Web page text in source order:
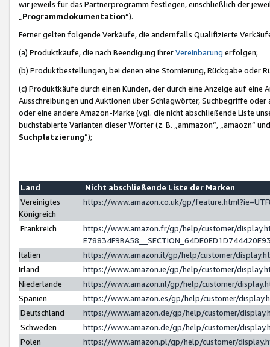
wir jeweils für das Partnerprogramm festlegen, einschließlich der
Programmdokumentation“).
Ferner gelten folgende Verkäufe, die andernfalls Qualifizierte
(a) Produktkäufe, die nach Beendigung IhrerVereinbarung erfolgen;
(b) Produktbestellungen, bei denen eine Stornierung, Rückgabe oder
(c) Produktkäufe durch einen Kunden, der durch eine Anzeige auf
Ausschreibungen und Auktionen über Schlagwörter, Suchbegriffe
oder eine andere Amazon-Marke (vgl. die nicht abschließende Liste
buchstabierte Varianten dieser Wörter (z. B. „ammazon“, „amaozn“
Suchplatzierung”);
Land
Nicht abschließende Liste der Marken
Vereinigtes
Königreich
https://www.amazon.co.uk/gp/
Frankreich
https://www.amazon.fr/gp/help/customer/
Italien
https://www.amazon.it/gp/help/customer/
Irland
https://www.amazon.ie/gp/help/customer/
Niederlande
https://www.amazon.nl/gp/help/customer/
Spanien
https://www.amazon.es/gp/help/customer/
Deutschland
https://www.amazon.de/gp/help/customer/
Schweden
https://www.amazon.de/gp/help/customer/
Polen
https://www.amazon.pl/gp/help/customer/